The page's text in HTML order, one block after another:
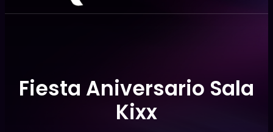
Fiesta Aniversario Sala
Kixx